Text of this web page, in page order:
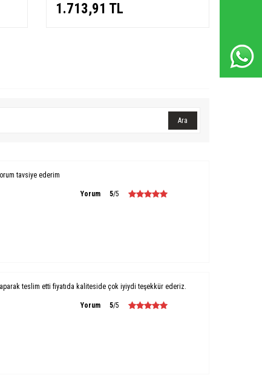
1.713,91 TL
Ara
tavsiye ederim
Yorum 5/5
teslim etti fiyatıda kaliteside çok iyiydi teşekkür ederiz.
Yorum 5/5